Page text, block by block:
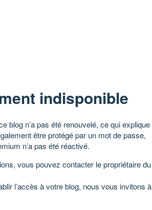
indisponible
blog n’a pas été renouvelé, ce qui explique
être protégé par un mot de passe,
n’a pas été réactivé.
vous pouvez contacter le propriétaire du
l’accès à votre blog, nous vous invitons à